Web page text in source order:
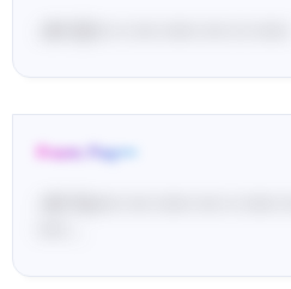
From: Pay•••